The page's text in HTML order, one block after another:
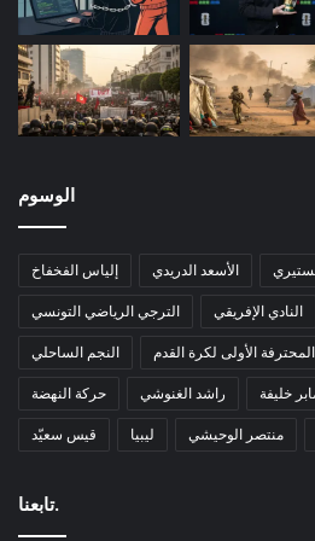
الوسوم
إلياس الفخفاخ الأسعد الدريدي
الترجي الرياضي التونسي النادي الإفريقي
النجم الساحلي الأولى لكرة القدم
حركة النهضة راشد الغنوشي خليفة
قيس سعيّد ليبيا منتصر الوحيشي
تابعنا.